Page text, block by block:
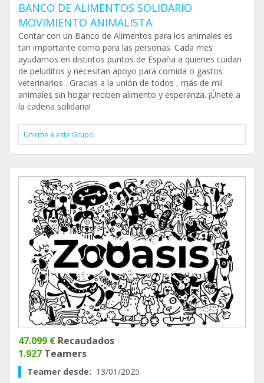
BANCO DE ALIMENTOS SOLIDARIO
MOVIMIENTO ANIMALISTA
Contar con un Banco de Alimentos para los animales es
tan importante como para las personas. Cada mes
ayudamos en distintos puntos de España a quienes cuidan
de peluditos y necesitan apoyo para comida o gastos
veterinarios . Gracias a la unión de todos , más de mil
animales sin hogar reciben alimento y esperanza. ¡Únete a
la cadena solidaria!
Unirme a este Grupo
47.099 € Recaudados
1.927 Teamers
Teamer desde: 13/01/2025